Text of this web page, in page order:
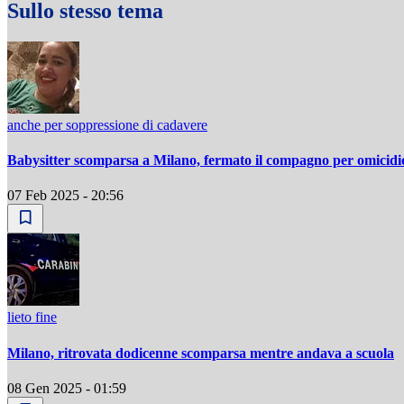
Sullo stesso tema
anche per soppressione di cadavere
Babysitter scomparsa a Milano, fermato il compagno per
07 Feb 2025 - 20:56
lieto fine
Milano, ritrovata dodicenne scomparsa mentre andava a scuola
08 Gen 2025 - 01:59